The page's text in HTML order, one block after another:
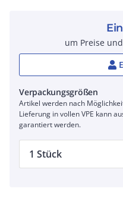
um Preise
Verpackungsgrößen
Artikel werden nach
Lieferung in vollen VPE kann
garantiert werden.
1 Stück